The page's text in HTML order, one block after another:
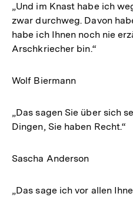
„Und im Knast habe ich
zwar durchweg. Davon
habe ich Ihnen noch nie
Arschkriecher bin.“
Wolf Biermann
„Das sagen Sie über sich
Dingen, Sie haben Recht.“
Sascha Anderson
„Das sage ich vor allen